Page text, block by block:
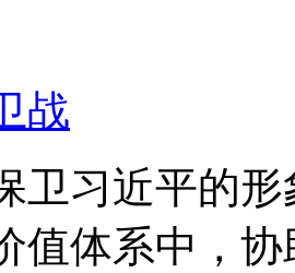
战
卫习近平的
值体系中，